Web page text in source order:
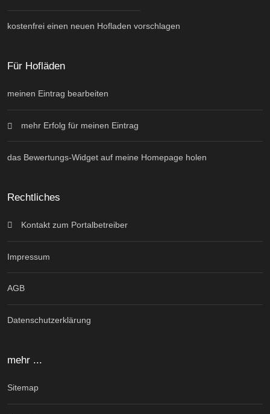
kostenfrei einen neuen Hofladen vorschlagen
Für Hofläden
meinen Eintrag bearbeiten
mehr Erfolg für meinen Eintrag
das Bewertungs-Widget auf meine Homepage holen
Rechtliches
Kontakt zum Portalbetreiber
Impressum
AGB
Datenschutzerklärung
mehr ...
Sitemap